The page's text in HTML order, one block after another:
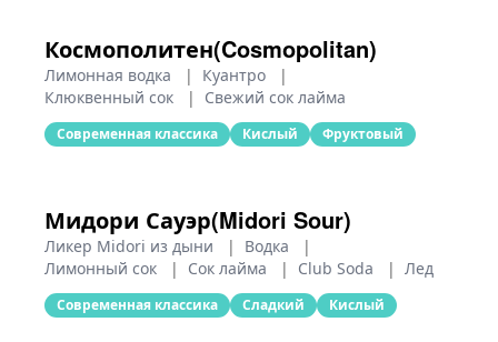
Космополитен(Cosmopolitan)
Лимонная водка | Куантро
|
Клюквенный сок
| Свежий сок лайма
Современная классика Кислый Фруктовый
Мидори Сауэр(Midori Sour)
Ликер Midori из дыни | Водка
|
Лимонный сок
| Сок лайма | Club Soda | Лед
Современная классика Сладкий Кислый